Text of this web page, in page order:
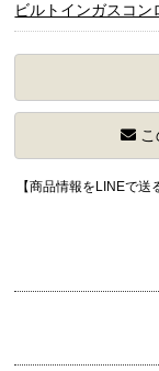
ビルトインガスコン
【商品情報をLINEで送